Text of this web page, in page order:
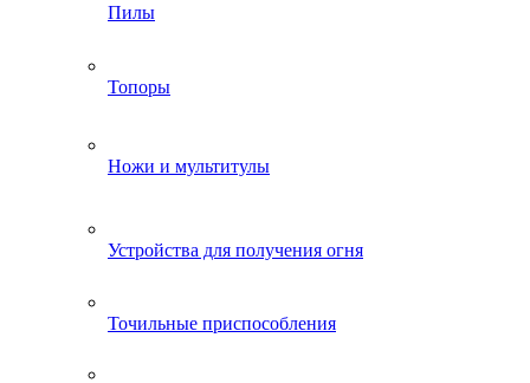
Пилы
Топоры
Ножи и мультитулы
Устройства для получения огня
Точильные приспособления